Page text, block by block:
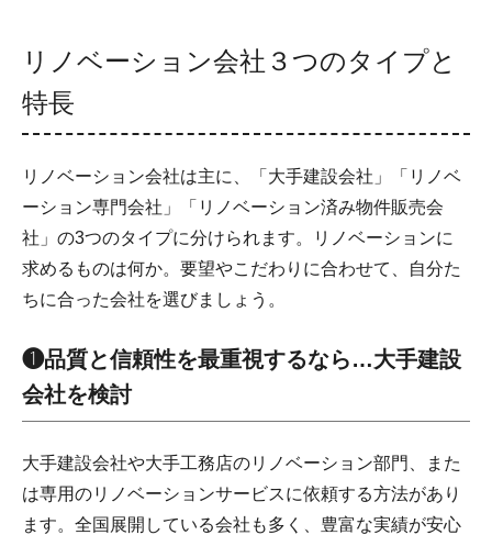
リノベーション会社３つのタイプと
特長
リノベーション会社は主に、「大手建設会社」「リノベ
ーション専門会社」「リノベーション済み物件販売会
社」の3つのタイプに分けられます。リノベーションに
求めるものは何か。要望やこだわりに合わせて、自分た
ちに合った会社を選びましょう。
❶品質と信頼性を最重視するなら…大手建設
会社を検討
大手建設会社や大手工務店のリノベーション部門、また
は専用のリノベーションサービスに依頼する方法があり
ます。全国展開している会社も多く、豊富な実績が安心